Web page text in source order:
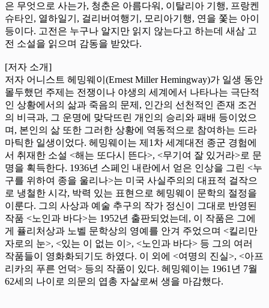
은 무엇으로 사는가, 청춘은 아름다워, 이탈리아 기행, 프랑켄
슈타인, 열하일기, 걸리버여행기, 모리아기행, 연을 쫓는 아이
등이다. 고전은 누구나 알지만 읽지 않는다고 하는데 새삼 고
전 소설을 읽으며 감동을 받았다.
[저자 소개]
저자 어니스트 헤밍웨이(Ernest Miller Hemingway)가 일생 동안
몰두했던 주제는 전쟁이나 야생의 세계에서 나타나는 극단적
인 상황에서의 삶과 죽음의 문제, 인간의 선천적인 존재 조건
의 비극과, 그 운명에 맞닥뜨린 개인의 승리와 패배 등이었으
며, 본인의 삶 또한 그러한 상황에 역동적으로 참여하는 드라
마틱한 일생이었다. 헤밍웨이는 제1차 세계대전 종군 경험에
서 취재한 소설 <해는 또다시 뜬다>, <무기여 잘 있거라>로 문
명을 획득한다. 1936년 스페인 내란에서 얻은 인상을 그린 <누
구를 위하여 종을 울리나>는 미국 사실주의의 대표적 걸작으
로 냉철한 시각, 박력 있는 표현으로 헤밍웨이 문학의 절정을
이룬다. 그의 사상과 예술 추구의 작가 정신이 그대로 반영된
작품 <노인과 바다>는 1952년 출판되었는데, 이 작품은 그에
게 퓰리처상과 노벨 문학상의 영예를 안겨 주었으며 <킬리만
자로의 눈>, <있는 이 없는 이>, <노인과 바다> 등 그의 여러
작품들이 영화화되기도 하였다. 이 외에 <여명의 진실>, <아프
리카의 푸른 언덕> 등의 작품이 있다. 헤밍웨이는 1961년 7월
62세의 나이로 의문의 엽총 자살로써 생을 마감했다.